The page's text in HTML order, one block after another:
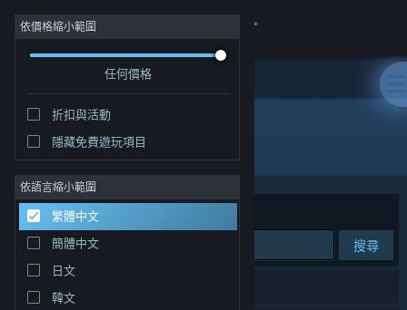
登入
社群
關於
客服
變更語言
依價格縮小範圍
任何價格
折扣與活動
隱藏免費遊玩項目
依語言縮小範圍
繁體中文
簡體中文
日文
韓文
開發人員: g3ntlebreeze
排序依據 相關性
搜尋
1 項相符的搜尋結果。